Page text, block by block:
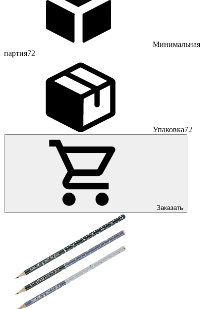
Минимальная
партия72
Упаковка72
Заказать